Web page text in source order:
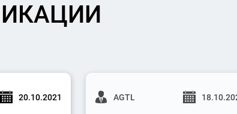
20.10.2021 AGTL